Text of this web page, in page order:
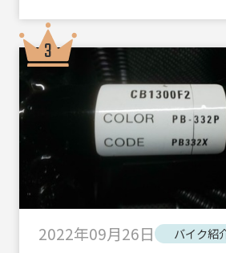
2022年09月26日 バイク紹